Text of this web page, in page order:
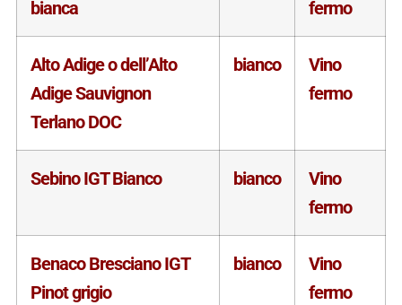
bianca
fermo
Alto Adige o dell’Alto
Adige Sauvignon
Terlano DOC
bianco
Vino
fermo
Sebino IGT Bianco bianco
Vino
fermo
Benaco Bresciano IGT
Pinot grigio
bianco
Vino
fermo